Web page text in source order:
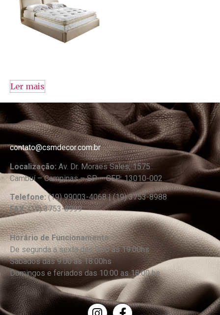
Ler mais
contato@csmdecor.com.br
Localização: Av. Dr. Moraes Sales, 1575
Cambuí – Campinas – SP – CEP: 13010-002
Telefone: (19) 99003-4068 | (19) 3753-8988
FAX:(19) 3753-8999
Horário de Funcionamento:
De segunda a sexta das 9:00 as 19:00hs
Sábados das 9:00 as 18:00hs
Domingos e feriados das 10:00 as 18:00 hs